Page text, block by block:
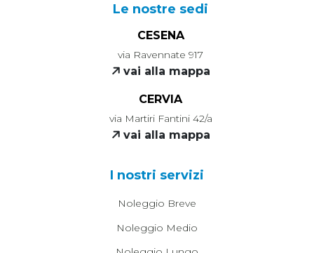
Le nostre sedi
CESENA
via Ravennate 917
vai alla mappa
CERVIA
via Martiri Fantini 42/a
vai alla mappa
I nostri servizi
Noleggio Breve
Noleggio Medio